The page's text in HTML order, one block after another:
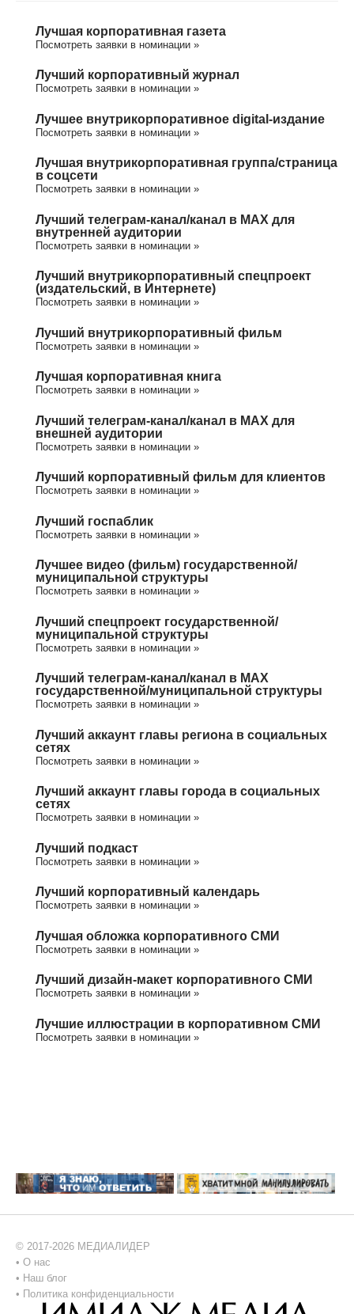
Лучшая корпоративная газета
Посмотреть заявки в номинации »
Лучший корпоративный журнал
Посмотреть заявки в номинации »
Лучшее внутрикорпоративное digital-издание
Посмотреть заявки в номинации »
Лучшая внутрикорпоративная группа/cтраница
в соцсети
Посмотреть заявки в номинации »
Лучший телеграм-канал/канал в МАХ для
внутренней аудитории
Посмотреть заявки в номинации »
Лучший внутрикорпоративный спецпроект
(издательский, в Интернете)
Посмотреть заявки в номинации »
Лучший внутрикорпоративный фильм
Посмотреть заявки в номинации »
Лучшая корпоративная книга
Посмотреть заявки в номинации »
Лучший телеграм-канал/канал в МАХ для
внешней аудитории
Посмотреть заявки в номинации »
Лучший корпоративный фильм для клиентов
Посмотреть заявки в номинации »
Лучший госпаблик
Посмотреть заявки в номинации »
Лучшее видео (фильм) государственной/
муниципальной структуры
Посмотреть заявки в номинации »
Лучший спецпроект государственной/
муниципальной структуры
Посмотреть заявки в номинации »
Лучший телеграм-канал/канал в МАХ
государственной/муниципальной структуры
Посмотреть заявки в номинации »
Лучший аккаунт главы региона в социальных
сетях
Посмотреть заявки в номинации »
Лучший аккаунт главы города в социальных
сетях
Посмотреть заявки в номинации »
Лучший подкаст
Посмотреть заявки в номинации »
Лучший корпоративный календарь
Посмотреть заявки в номинации »
Лучшая обложка корпоративного СМИ
Посмотреть заявки в номинации »
Лучший дизайн-макет корпоративного СМИ
Посмотреть заявки в номинации »
Лучшие иллюстрации в корпоративном СМИ
Посмотреть заявки в номинации »
© 2017-2026 МЕДИАЛИДЕР
• О нас
• Наш блог
• Политика конфиденциальности